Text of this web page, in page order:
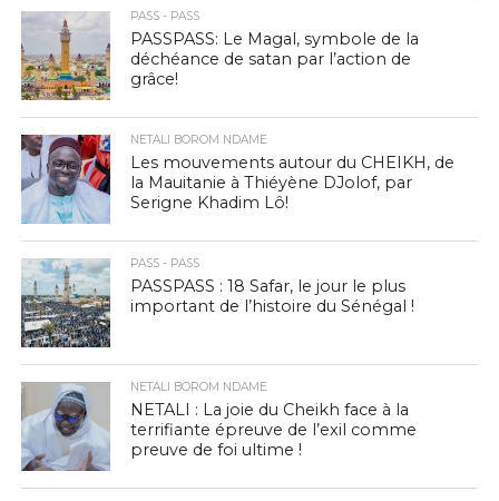
PASS - PASS
PASSPASS: Le Magal, symbole de la
déchéance de satan par l’action de
grâce!
NETALI BOROM NDAME
Les mouvements autour du CHEIKH, de
la Mauitanie à Thiéyène DJolof, par
Serigne Khadim Lô!
PASS - PASS
PASSPASS : 18 Safar, le jour le plus
important de l’histoire du Sénégal !
NETALI BOROM NDAME
NETALI : La joie du Cheikh face à la
terrifiante épreuve de l’exil comme
preuve de foi ultime !